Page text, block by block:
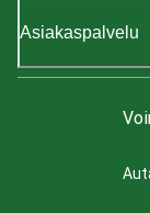
Asiakaspalvelu